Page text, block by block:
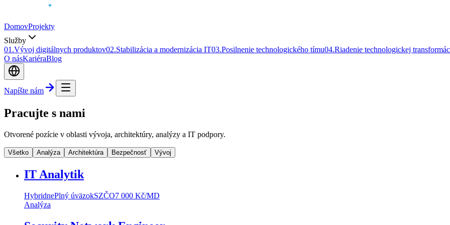
DomovProjekty
Služby
01 .Vývoj digitálnych produktov02.Stabilizácia a modernizácia IT03.Posilnenie technologického tímu04.Riadenie technologickej
O násKariéraBlog
Napíšte nám
Pracujte s nami
Otvorené pozície v oblasti vývoja, architektúry, analýzy a IT podpory.
Všetko Analýza Architektúra Bezpečnosť Vývoj
IT Analytik
HybridnePlný úväzokSZČO7 000 Kč/MD
Analýza